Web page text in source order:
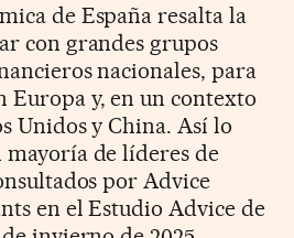
de España resalta la
con grandes grupos
nacionales, para
y, en un contexto
Unidos y China. Así lo
mayoría de líderes de
por Advice
en el Estudio Advice de